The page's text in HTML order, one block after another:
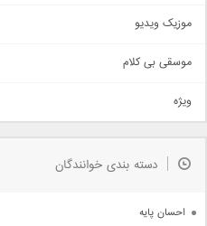
سنتی
اهنگ بندرعباسی
دمو
مذهبی
جدیدترین ها
موزیک ویدیو
موسقی بی کلام
ویژه
دسته بندی خوانندگان
احسان پایه